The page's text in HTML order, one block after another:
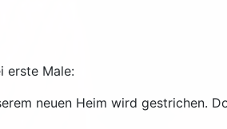
erste Male:
neuen Heim wird gestrichen.